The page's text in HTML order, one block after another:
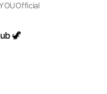
🦖